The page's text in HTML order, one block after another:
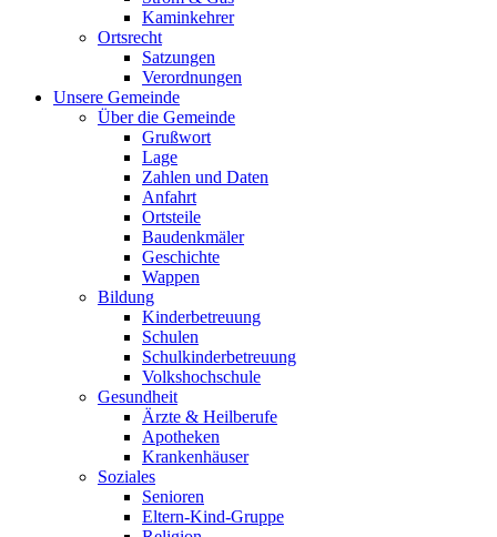
Kaminkehrer
Ortsrecht
Satzungen
Verordnungen
Unsere Gemeinde
Über die Gemeinde
Grußwort
Lage
Zahlen und Daten
Anfahrt
Ortsteile
Baudenkmäler
Geschichte
Wappen
Bildung
Kinderbetreuung
Schulen
Schulkinderbetreuung
Volkshochschule
Gesundheit
Ärzte & Heilberufe
Apotheken
Krankenhäuser
Soziales
Senioren
Eltern-Kind-Gruppe